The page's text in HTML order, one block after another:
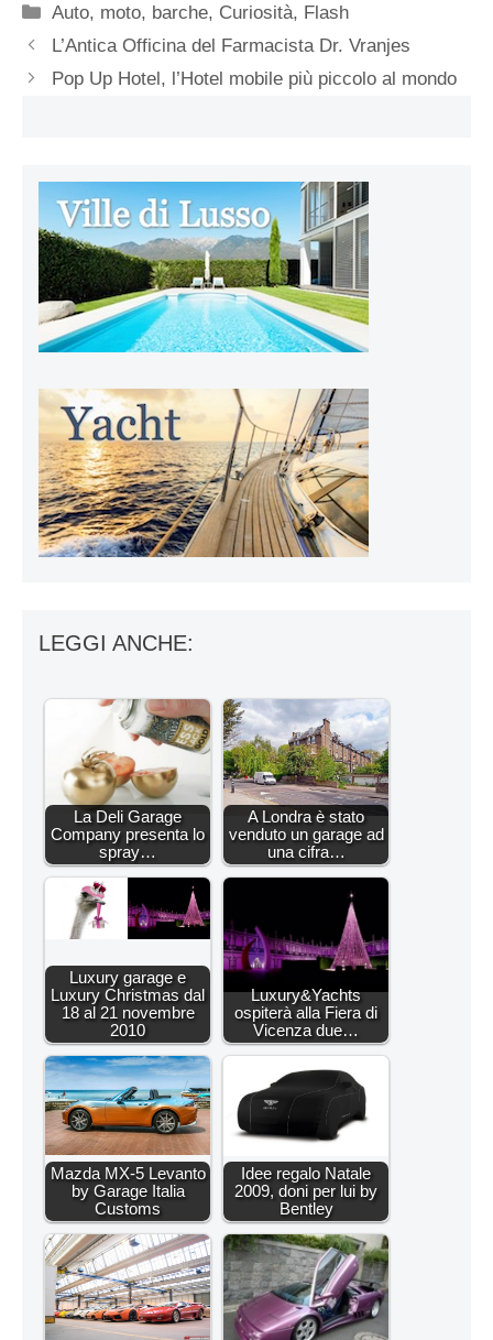
Categorie
Auto, moto, barche, Curiosità, Flash
L’Antica Officina del Farmacista Dr. Vranjes
Pop Up Hotel, l’Hotel mobile più piccolo al mondo
LEGGI ANCHE:
La Deli Garage
Company presenta lo
spray…
A Londra è stato
venduto un garage ad
una cifra…
Luxury garage e
Luxury Christmas dal
18 al 21 novembre
2010
Luxury&Yachts
ospiterà alla Fiera di
Vicenza due…
Mazda MX-5 Levanto
by Garage Italia
Customs
Idee regalo Natale
2009, doni per lui by
Bentley